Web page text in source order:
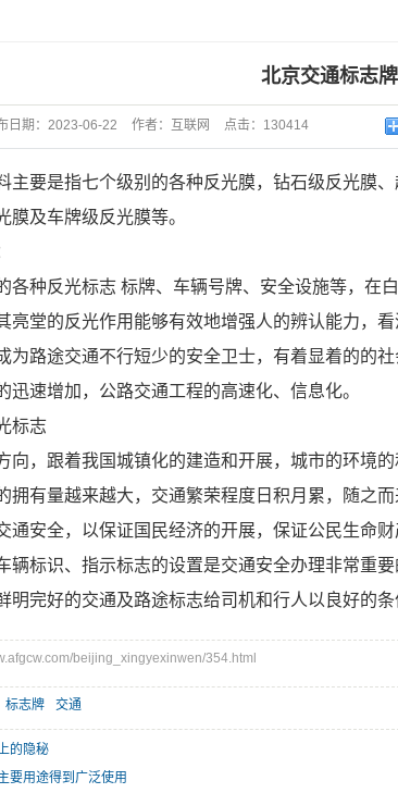
北京交通标志
日期： 2023-06-22 作者： 互联网 点击： 130414
主要是指七个级别的各种反光膜，钻石级反光膜
膜及车牌级反光膜等。
各种反光标志 标牌、车辆号牌、安全设施等，在
亮堂的反光作用能够有效地增强人的辨认能力，
为路途交通不行短少的安全卫士，有着显着的的
迅速增加，公路交通工程的高速化、信息化。
标志
向，跟着我国城镇化的建造和开展，城市的环境
拥有量越来越大，交通繁荣程度日积月累，随之
通安全，以保证国民经济的开展，保证公民生命
辆标识、指示标志的设置是交通安全办理非常重
明完好的交通及路途标志给司机和行人以良好的
beijing_xingyexinwen/354.html
标志牌 交通
的隐秘
要用途得到广泛使用